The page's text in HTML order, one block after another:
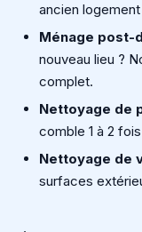
ancien
Ménage post-
nouveau lieu ?
complet.
Nettoyage de
comble 1 à 2
Nettoyage de
surfaces